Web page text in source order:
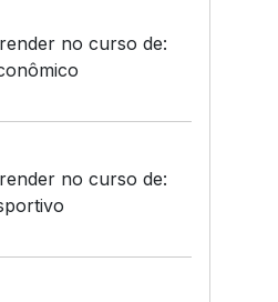
no curso de:
no curso de: